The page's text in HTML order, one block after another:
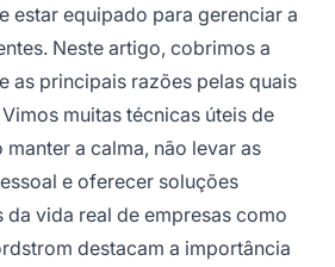
estar equipado para gerenciar a
Neste artigo, cobrimos a
as principais razões pelas quais
muitas técnicas úteis de
a calma, não levar as
e oferecer soluções
da vida real de empresas como
destacam a importância